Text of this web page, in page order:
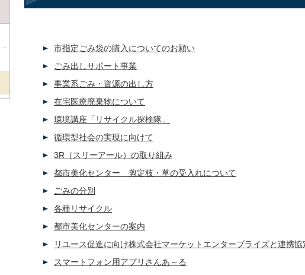
市指定ごみ袋の購入についてのお願い
ごみ出しサポート事業
事業系ごみ・資源の出し方
在宅医療廃棄物について
環境講座「リサイクル探検隊」
循環型社会の実現に向けて
3R（スリーアール）の取り組み
都市美化センター 剪定枝・草の受入れについて
ごみの分別
各種リサイクル
都市美化センターの案内
リユース促進に向け株式会社マーケットエンタープライズと連携協
スマートフォン用アプリさんあ～る